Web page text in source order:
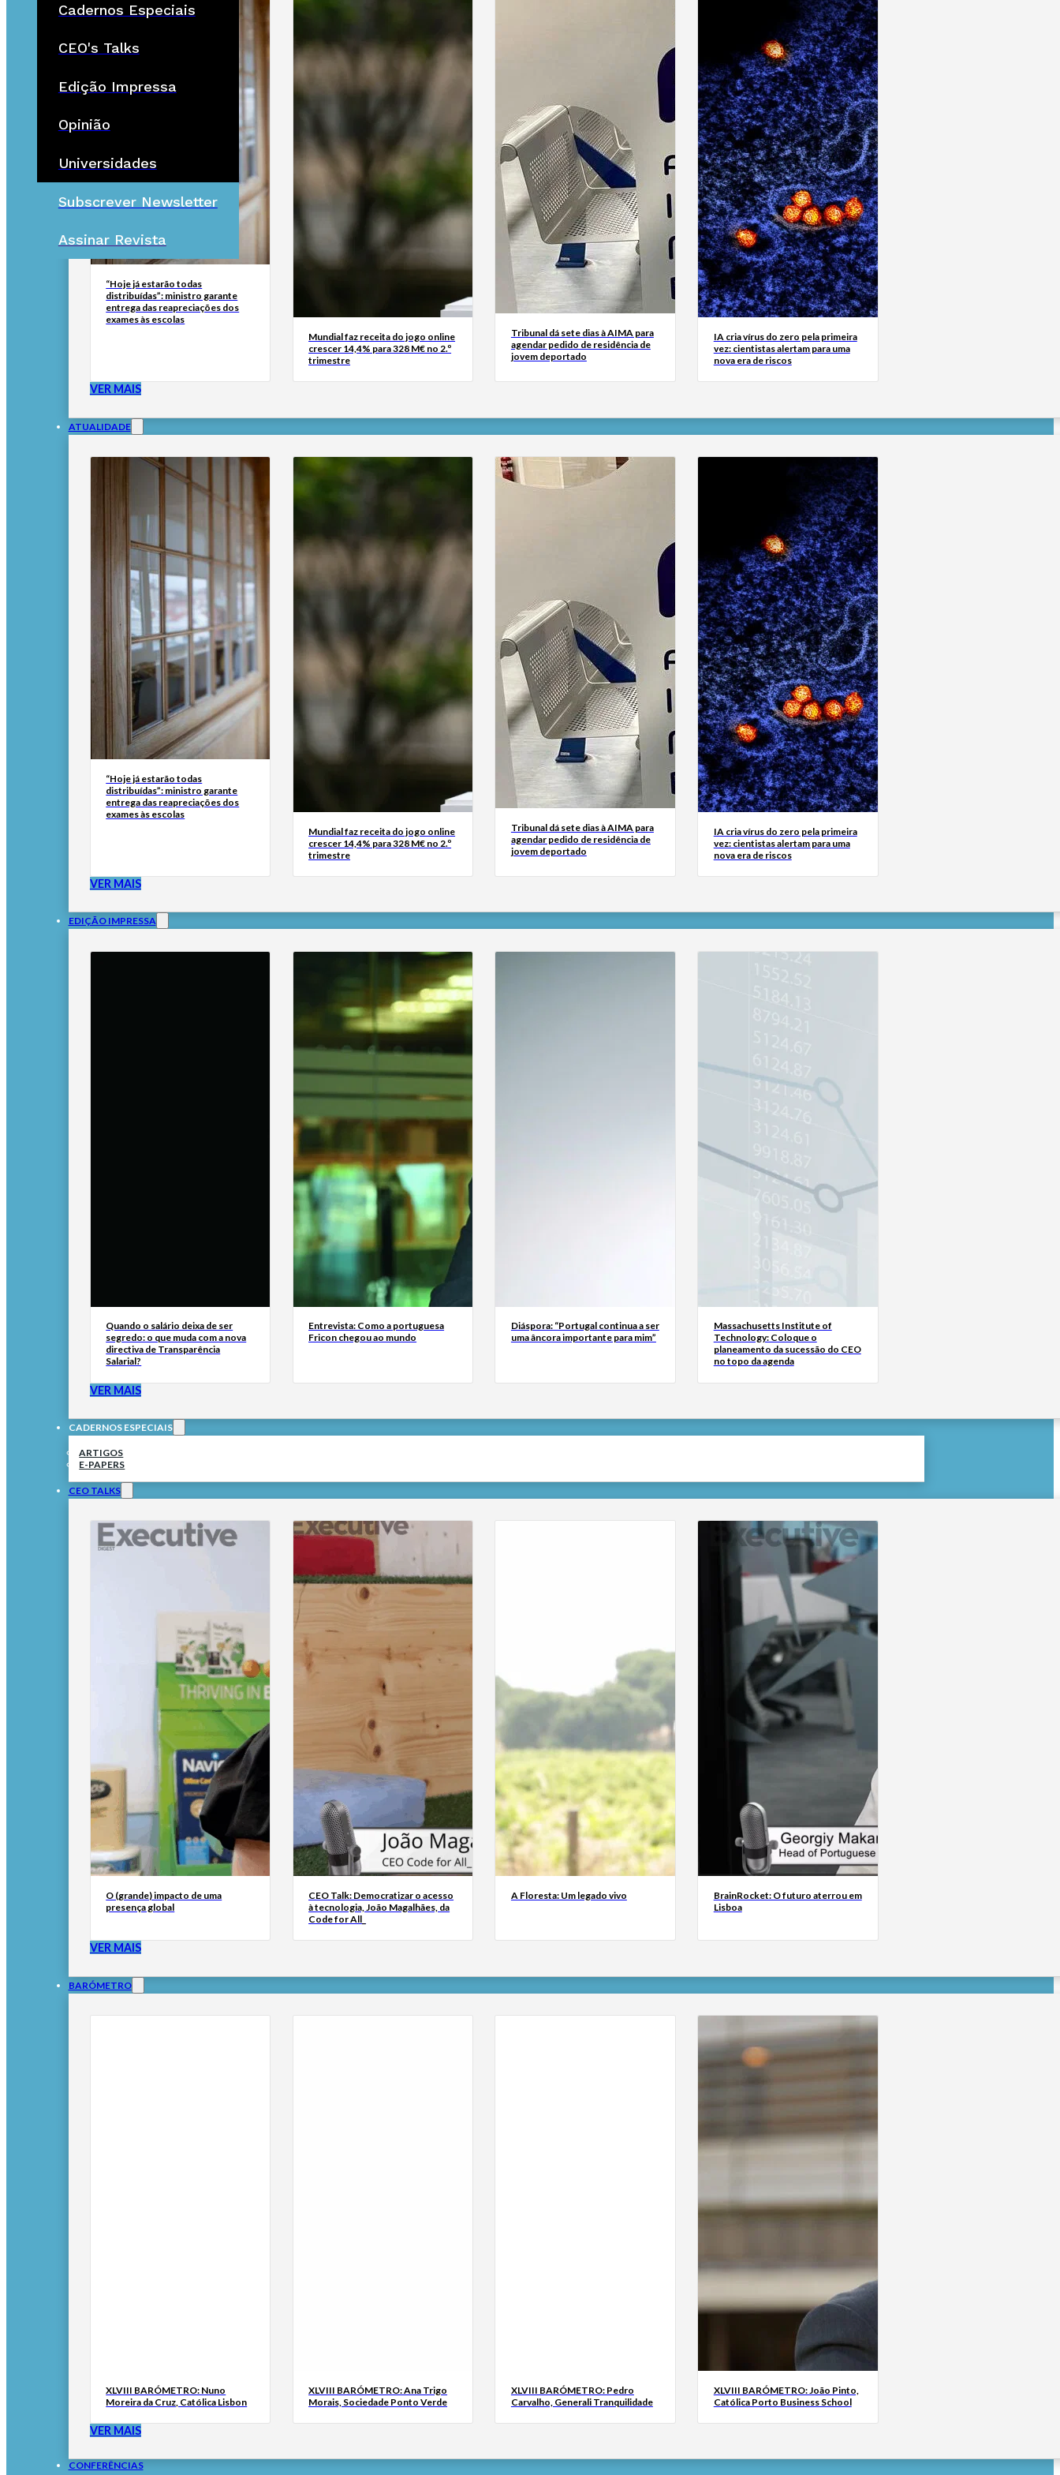
Cadernos Especiais
CEO's Talks
Edição Impressa
Opinião
Universidades
Subscrever Newsletter
Assinar Revista
“Hoje já estarão todas
distribuídas”: ministro garante
entrega das reapreciações dos
exames às escolas
Mundial faz receita do jogo online
crescer 14,4% para 328 M€ no 2.º
trimestre
Tribunal dá sete dias à AIMA para
agendar pedido de residência de
jovem deportado
IA cria vírus do zero pela primeira
vez: cientistas alertam para uma
nova era de riscos
VER MAIS
ATUALIDADE
“Hoje já estarão todas
distribuídas”: ministro garante
entrega das reapreciações dos
exames às escolas
Mundial faz receita do jogo online
crescer 14,4% para 328 M€ no 2.º
trimestre
Tribunal dá sete dias à AIMA para
agendar pedido de residência de
jovem deportado
IA cria vírus do zero pela primeira
vez: cientistas alertam para uma
nova era de riscos
VER MAIS
EDIÇÃO IMPRESSA
Quando o salário deixa de ser
segredo: o que muda com a nova
directiva de Transparência
Salarial?
Entrevista: Como a portuguesa
Fricon chegou ao mundo
Diáspora: “Portugal continua a ser
uma âncora importante para mim”
Massachusetts Institute of
Technology: Coloque o
planeamento da sucessão do CEO
no topo da agenda
VER MAIS
CADERNOS ESPECIAIS
ARTIGOS
E-PAPERS
CEO TALKS
O (grande) impacto de uma
presença global
CEO Talk: Democratizar o acesso
à tecnologia, João Magalhães, da
Code for All_
A Floresta: Um legado vivo
BrainRocket: O futuro aterrou em
Lisboa
VER MAIS
BARÓMETRO
XLVIII BARÓMETRO: Nuno
Moreira da Cruz, Católica Lisbon
XLVIII BARÓMETRO: Ana Trigo
Morais, Sociedade Ponto Verde
XLVIII BARÓMETRO: Pedro
Carvalho, Generali Tranquilidade
XLVIII BARÓMETRO: João Pinto,
Católica Porto Business School
VER MAIS
CONFERÊNCIAS